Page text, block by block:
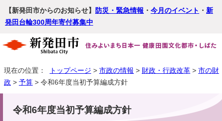
【新発田市からのお知らせ】 防災・緊急情報 ・ 今月のイベント ・ 新
発田台輪300周年寄付募集中
現在の位置： トップページ > 市政の情報 > 財政・行政改革 > 市の財
政 > 予算 > 令和6年度当初予算編成方針
令和6年度当初予算編成方針